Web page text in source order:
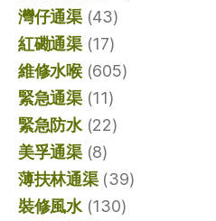
灣仔通渠(43)
紅磡通渠(17)
維修水喉(605)
緊急通渠(11)
緊急防水(22)
美孚通渠(8)
薄扶林通渠(39)
裝修風水(130)